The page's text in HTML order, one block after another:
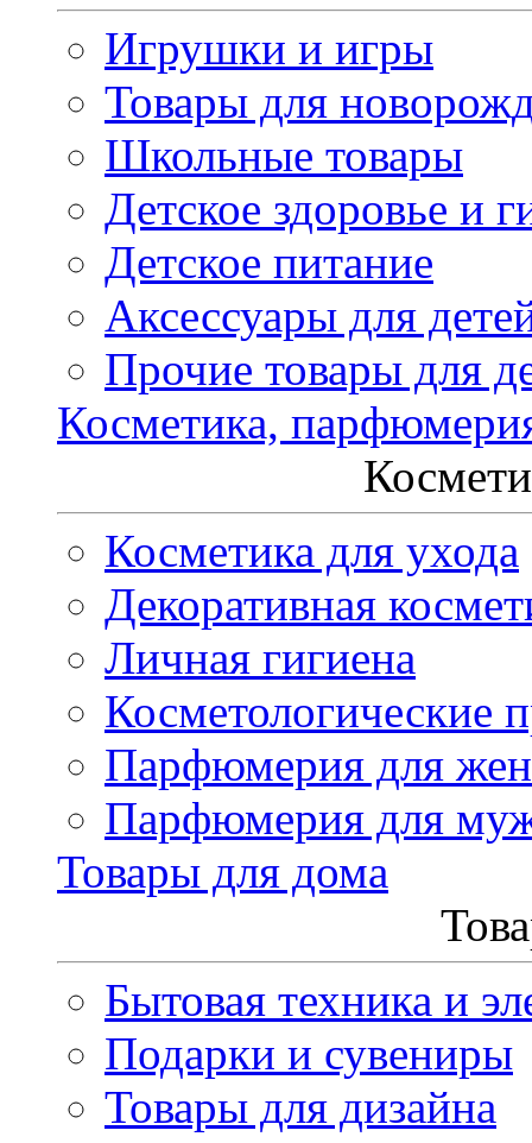
Игрушки и игры
Товары для
Школьные товары
Детское здоровье и
Детское питание
Аксессуары для
Прочие товары для
Косметика,
Косметика для ухода
Декоративная
Личная гигиена
Косметологические
Парфюмерия для
Парфюмерия для
Товары для дома
Бытовая техника и
Подарки и сувениры
Товары для дизайна